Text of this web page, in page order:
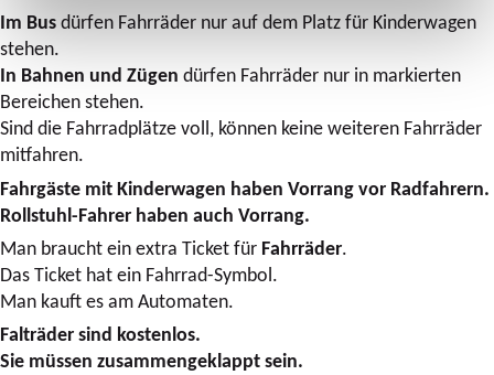
Im Busdürfen Fahrräder nur auf dem Platz für Kinderwagen
stehen.
In Bahnen und Zügen dürfen Fahrräder nur in markierten
Bereichen stehen.
Sind die Fahrradplätze voll, können keine weiteren Fahrräder
mitfahren.
Fahrgäste mit Kinderwagen haben Vorrang vor Radfahrern.
Rollstuhl-Fahrer haben auch Vorrang.
Man braucht ein extra Ticket für Fahrräder.
Das Ticket hat ein Fahrrad-Symbol.
Man kauft es am Automaten.
Falträder sind kostenlos.
Sie müssen zusammengeklappt sein.